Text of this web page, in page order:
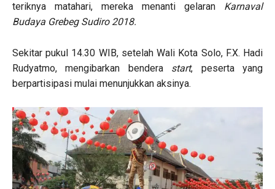
teriknya matahari, mereka menanti gelaran Karnaval
Budaya Grebeg Sudiro 2018.
Sekitar pukul 14.30 WIB, setelah Wali Kota Solo, F.X. Hadi
Rudyatmo, mengibarkan bendera start, peserta yang
berpartisipasi mulai menunjukkan aksinya.